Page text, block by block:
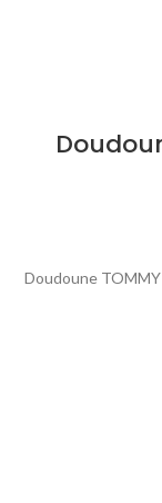
Doudoune